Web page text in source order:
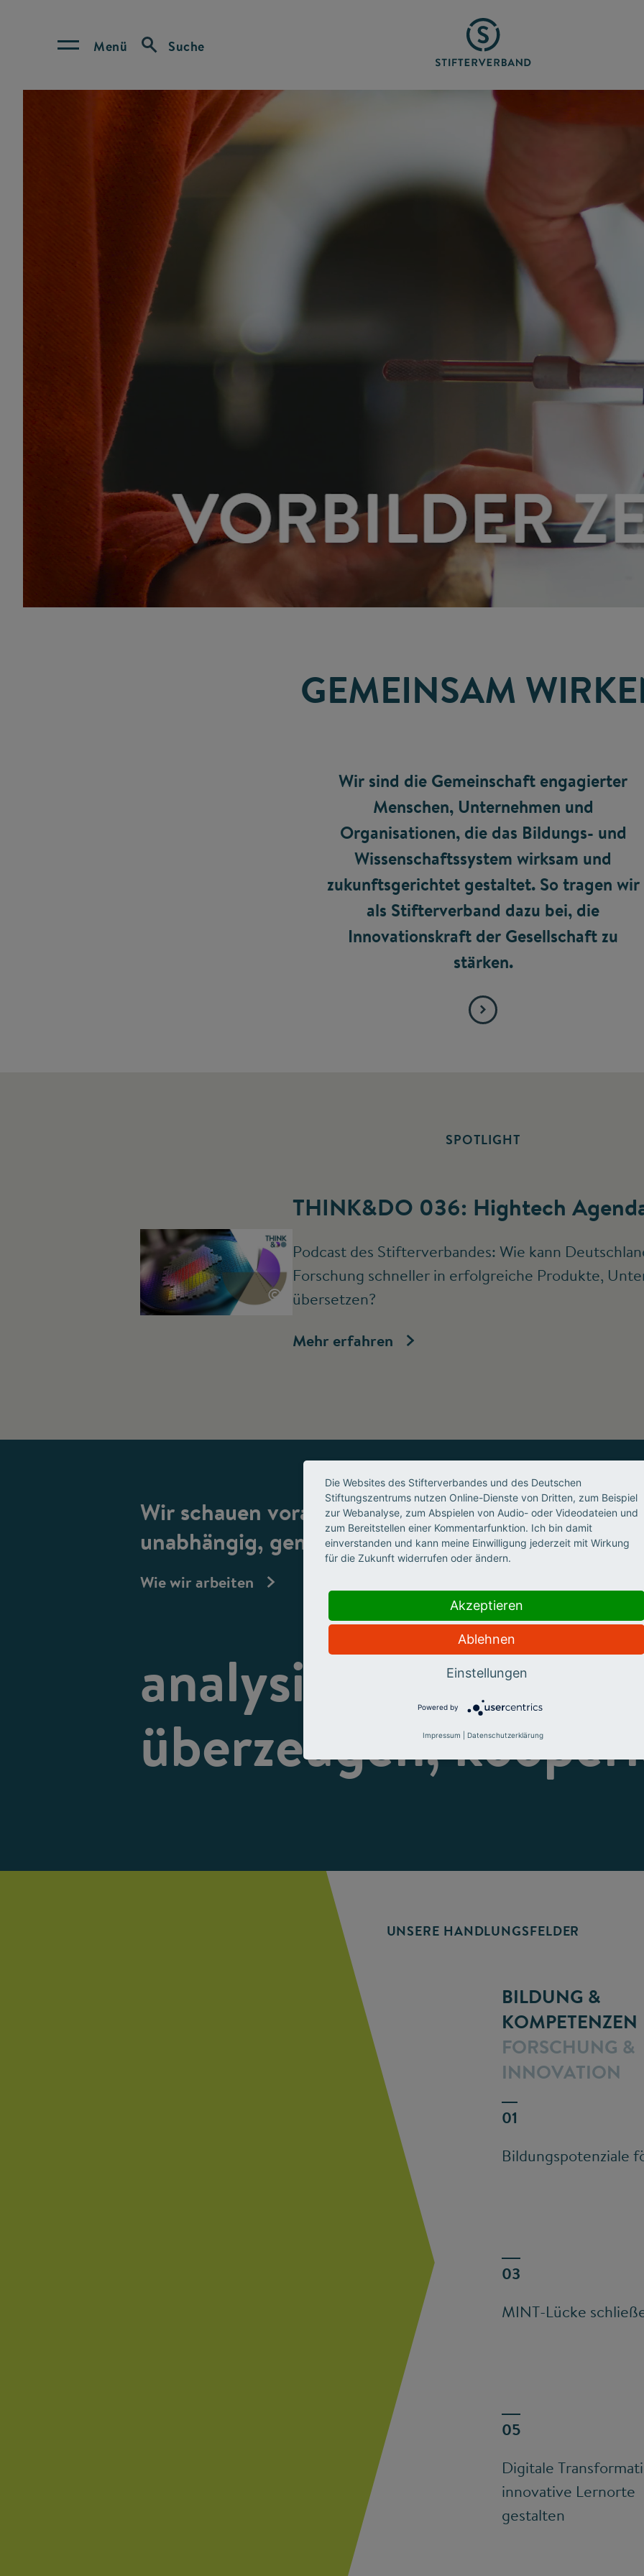
Menü Suche
GEMEINSAM
Wir sind die Gemeinschaft engagierter
Menschen, Unternehmen und
Organisationen, die das Bildungs- und
Wissenschaftssystem wirksam und
zukunftsgerichtet gestaltet. So tragen wir
als Stifterverband dazu bei, die
Innovationskraft der Gesellschaft zu
stärken.
SPOTLIGHT
©
THINK&DO 036: Hightech
Podcast des Stifterverbandes: Wie kann
Forschung schneller in erfolgreiche Produkte,
übersetzen?
Mehr erfahren
Wir schauen voraus, geben Impulse, ermöglichen
unabhängig, gemeinwohlorientiert,
Wie wir arbeiten
analysieren,
überzeugen,
UNSERE HANDLUNGSFELDER
BILDUNG &
KOMPETENZEN
Bildungspotenziale
MINT-Lücke
Digitale
innovative Lernorte
gestalten
FORSCHUNG &
INNOVATION
Die Websites des Stifterverbandes und des Deutschen
Stiftungszentrums nutzen Online-Dienste von Dritten, zum Beispiel
zur Webanalyse, zum Abspielen von Audio- oder Videodateien und
zum Bereitstellen einer Kommentarfunktion. Ich bin damit
einverstanden und kann meine Einwilligung jederzeit mit Wirkung
für die Zukunft widerrufen oder ändern.
Akzeptieren
Ablehnen
Einstellungen
Powered by
Impressum Datenschutzerklärung